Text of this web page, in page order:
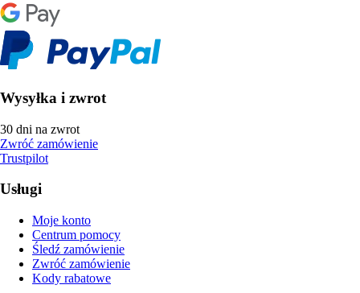
Wysyłka i zwrot
30 dni na zwrot
Zwróć zamówienie
Trustpilot
Usługi
Moje konto
Centrum pomocy
Śledź zamówienie
Zwróć zamówienie
Kody rabatowe